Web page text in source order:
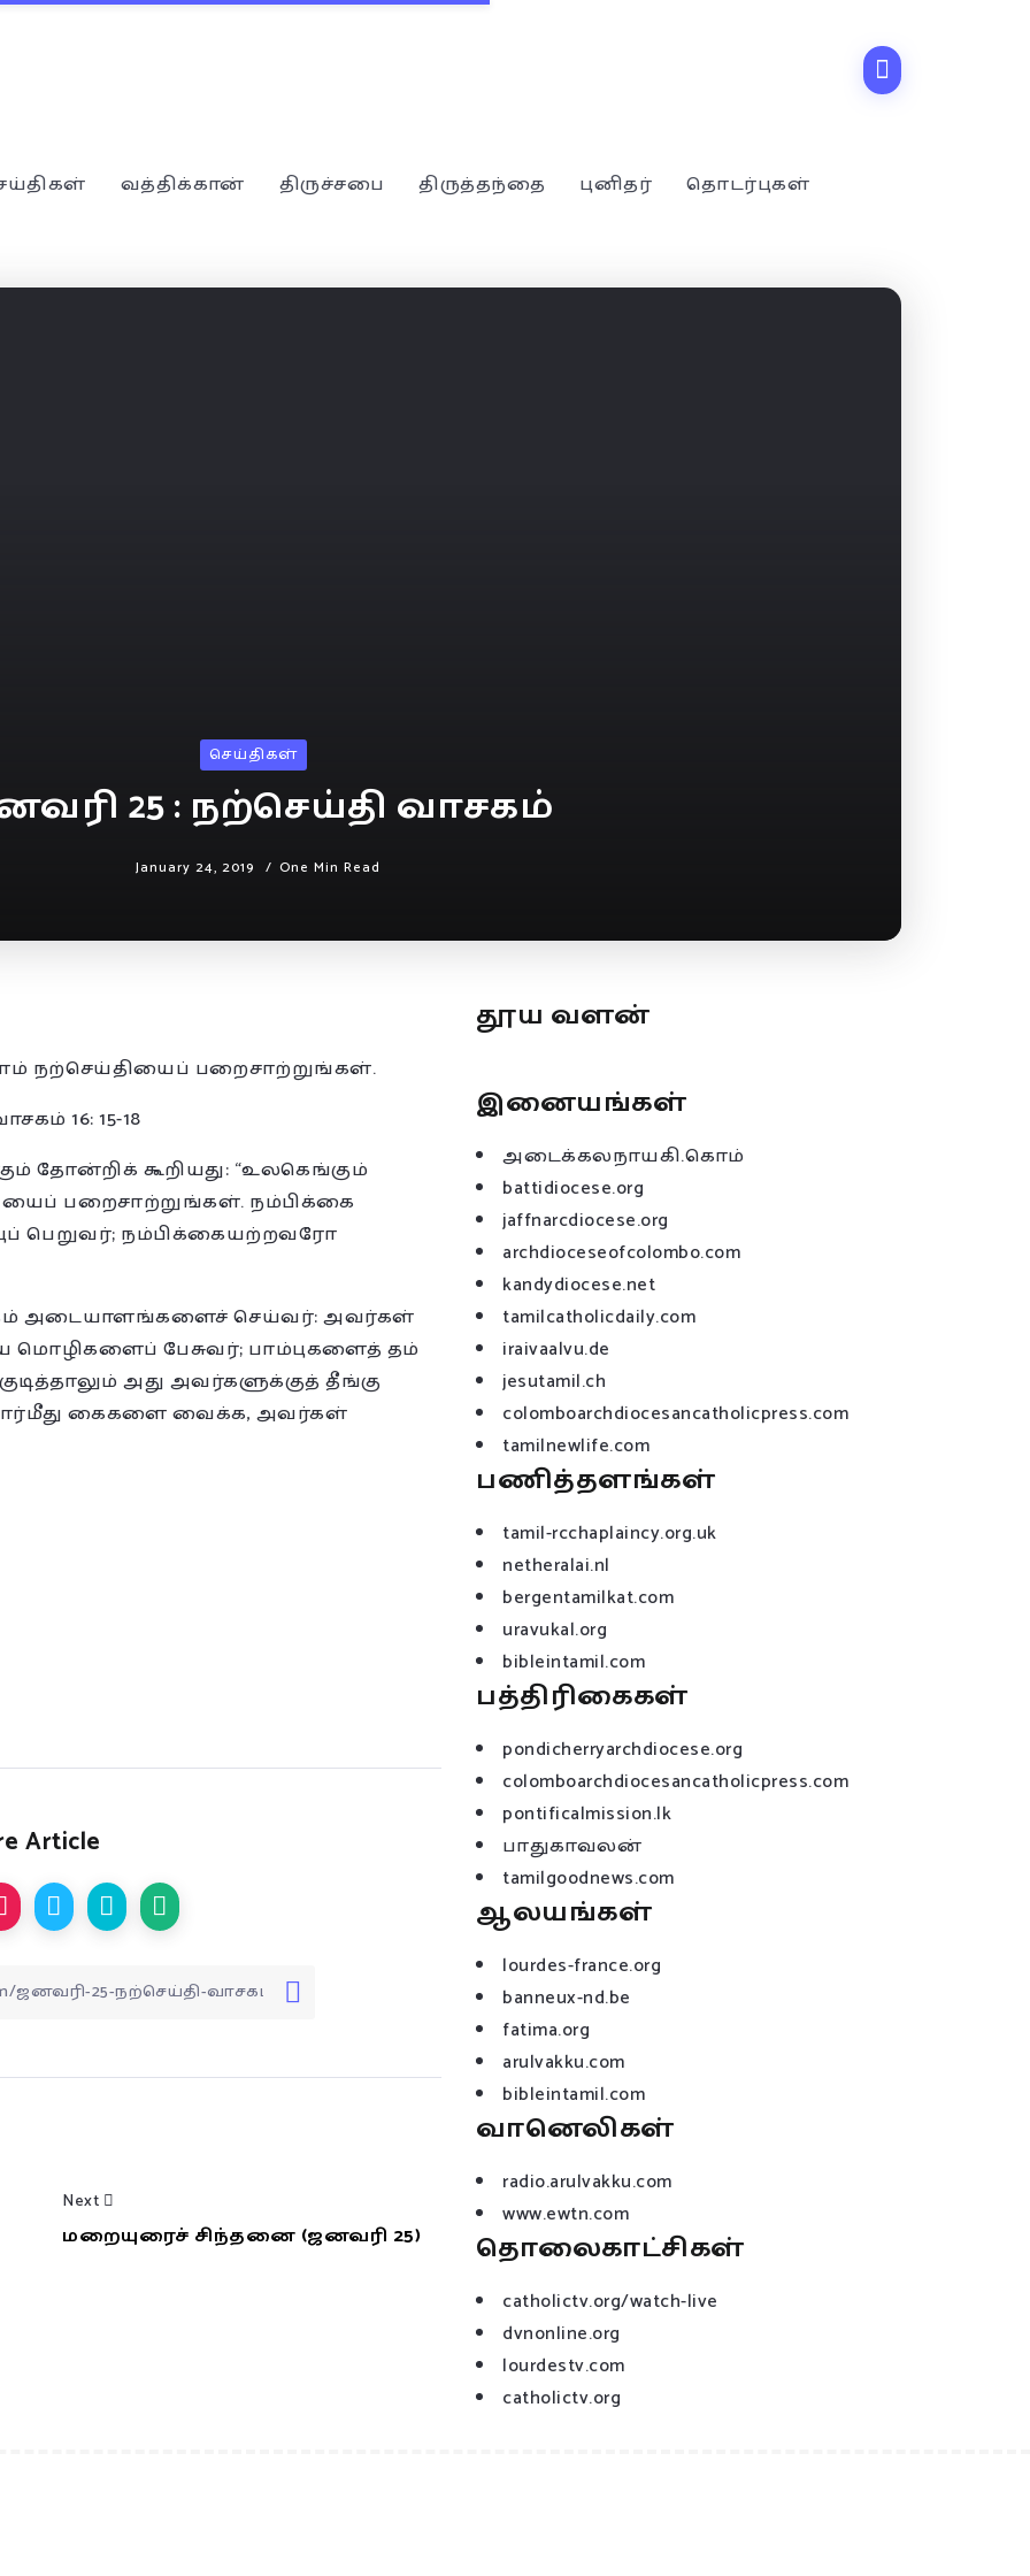
வத்திக்கான் திருச்சபை திருத்தந்தை புனிதர் தொடர்புகள்
செய்திகள்
25 : நற்செய்தி வாசகம்
January 24, 2019 One Min Read
நற்செய்தியைப் பறைசாற்றுங்கள்.
16: 15-18
தோன்றிக் கூறியது: “உலகெங்கும்
பறைசாற்றுங்கள். நம்பிக்கை
பெறுவர்; நம்பிக்கையற்றவரோ
அடையாளங்களைச் செய்வர்: அவர்கள்
மொழிகளைப் பேசுவர்; பாம்புகளைத் தம்
அது அவர்களுக்குத் தீங்கு
கைகளை வைக்க, அவர்கள்
Article
Next
மறையுரைச் சிந்தனை (ஜனவரி 25)
தூய வளன்
இனையங்கள்
அடைக்கலநாயகி.கொம்
battidiocese.org
jaffnarcdiocese.org
archdioceseofcolombo.com
kandydiocese.net
tamilcatholicdaily.com
iraivaalvu.de
jesutamil.ch
colomboarchdiocesancatholicpress.com
tamilnewlife.com
பணித்தளங்கள்
tamil-rcchaplaincy.org.uk
netheralai.nl
bergentamilkat.com
uravukal.org
bibleintamil.com
பத்திரிகைகள்
pondicherryarchdiocese.org
colomboarchdiocesancatholicpress.com
pontificalmission.lk
பாதுகாவலன்
tamilgoodnews.com
ஆலயங்கள்
lourdes-france.org
banneux-nd.be
fatima.org
arulvakku.com
bibleintamil.com
வானெலிகள்
radio.arulvakku.com
www.ewtn.com
தொலைகாட்சிகள்
catholictv.org/watch-live
dvnonline.org
lourdestv.com
catholictv.org